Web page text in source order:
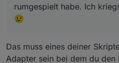
rumgespielt habe. Ich
😢
Das muss eines deiner
Adapter sein bei dem du